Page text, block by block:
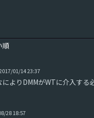
順
01/14 23:37
よりDMMがWTに介入する
28 18:57